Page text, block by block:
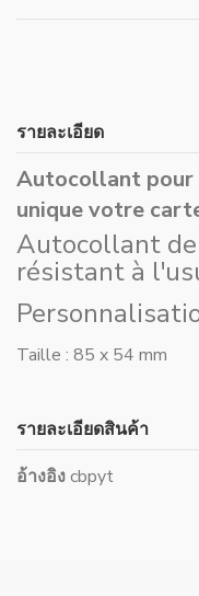
รายละเอียด
Autocollant pour
unique votre
Autocollant
résistant à
Taille : 85 x 54 mm
รายละเอียดสินค้า
อ้างอิงcbpyt